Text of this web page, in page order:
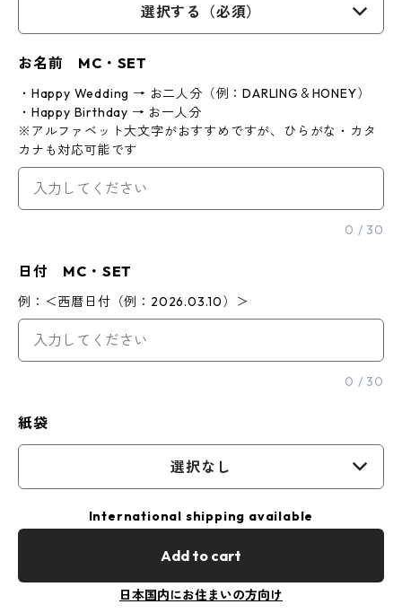
選択する（必須）
お名前 MC・SET
・Happy Wedding → お二人分（例：DARLING＆HONEY）
・Happy Birthday → お一人分
※アルファベット大文字がおすすめですが、ひらがな・カタ
カナも対応可能です
0 / 30
日付 MC・SET
例：＜西暦日付（例：2026.03.10）＞
0 / 30
紙袋
選択なし
International shipping available
Add to cart
日本国内にお住まいの方向け